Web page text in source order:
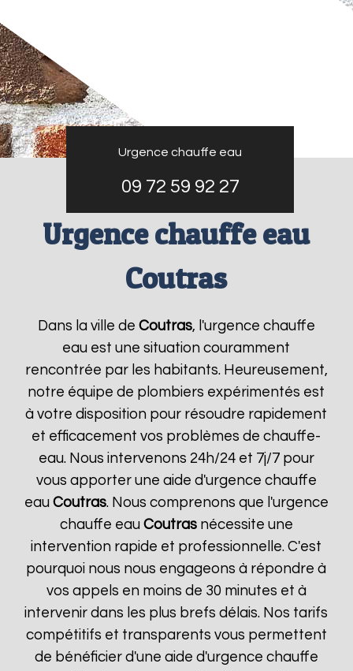
Urgence chauffe eau
09 72 59 92 27
Urgence chauffe eau
Coutras
Dans la ville de Coutras, l'urgence chauffe
eau est une situation couramment
rencontrée par les habitants. Heureusement,
notre équipe de plombiers expérimentés est
à votre disposition pour résoudre rapidement
et efficacement vos problèmes de chauffe-
eau. Nous intervenons 24h/24 et 7j/7 pour
vous apporter une aide d'urgence chauffe
eau Coutras. Nous comprenons que l'urgence
chauffe eau Coutrasnécessite une
intervention rapide et professionnelle. C'est
pourquoi nous nous engageons à répondre à
vos appels en moins de 30 minutes et à
intervenir dans les plus brefs délais. Nos tarifs
compétitifs et transparents vous permettent
de bénéficier d'une aide d'urgence chauffe